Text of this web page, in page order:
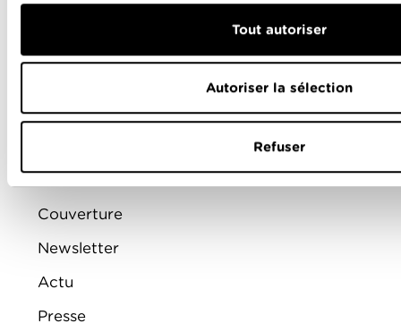
Tout autoriser
Autoriser la sélection
Refuser
Sécurité
CG
A propos
Couverture
Newsletter
Actu
Presse